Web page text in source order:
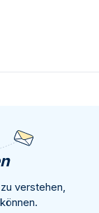
verstehen,